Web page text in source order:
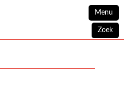
Menu
Zoek